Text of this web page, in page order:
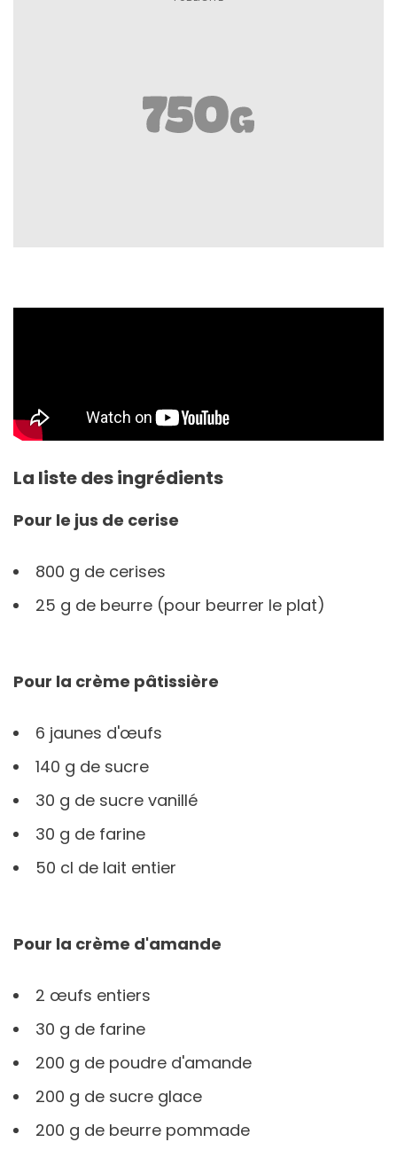
La liste des ingrédients
Pour le jus de cerise
800 g de cerises
25 g de beurre (pour beurrer le plat)
Pour la crème pâtissière
6 jaunes d'œufs
140 g de sucre
30 g de sucre vanillé
30 g de farine
50 cl de lait entier
Pour la crème d'amande
2 œufs entiers
30 g de farine
200 g de poudre d'amande
200 g de sucre glace
200 g de beurre pommade